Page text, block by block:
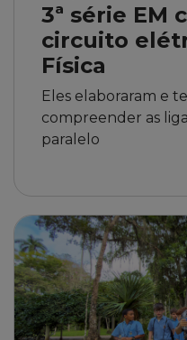
3ª série EM
circuito
Física
Eles elaboraram e
compreender as
paralelo